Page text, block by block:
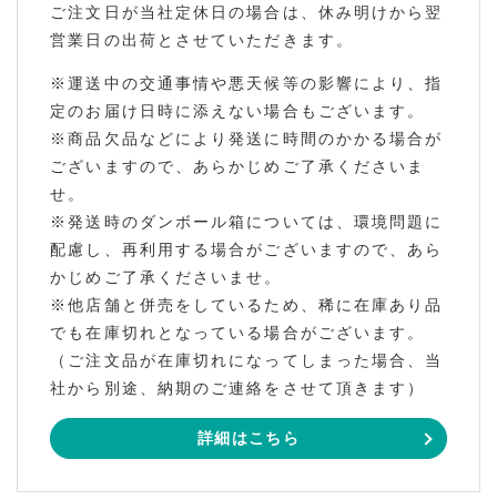
ご注文日が当社定休日の場合は、休み明けから翌
営業日の出荷とさせていただきます。
※運送中の交通事情や悪天候等の影響により、指
定のお届け日時に添えない場合もございます。
※商品欠品などにより発送に時間のかかる場合が
ございますので、あらかじめご了承くださいま
せ。
※発送時のダンボール箱については、環境問題に
配慮し、再利用する場合がございますので、あら
かじめご了承くださいませ。
※他店舗と併売をしているため、稀に在庫あり品
でも在庫切れとなっている場合がございます。
（ご注文品が在庫切れになってしまった場合、当
社から別途、納期のご連絡をさせて頂きます）
詳細はこちら